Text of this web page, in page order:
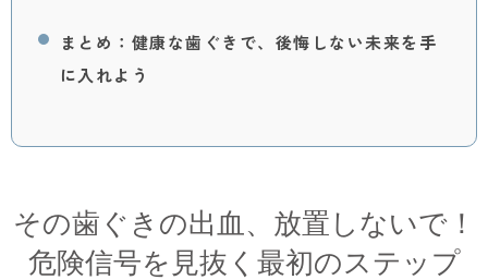
まとめ：健康な歯ぐきで、後悔しない未来を手
に入れよう
その歯ぐきの出血、放置しないで！
危険信号を見抜く最初のステップ